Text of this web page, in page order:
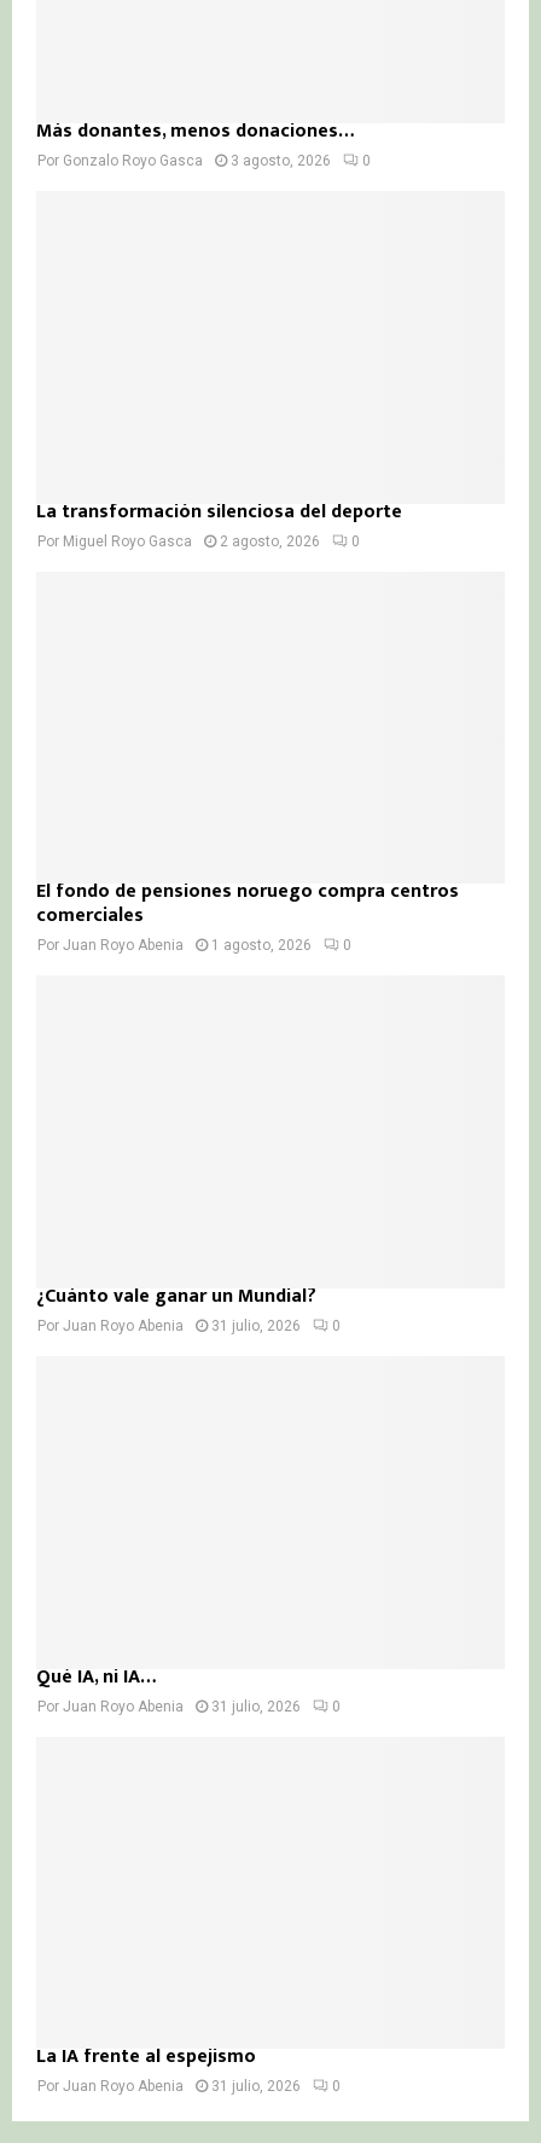
Más donantes, menos donaciones…
Por Gonzalo Royo Gasca 3 agosto, 2026 0
La transformación silenciosa del deporte
Por Miguel Royo Gasca 2 agosto, 2026 0
El fondo de pensiones noruego compra centros
comerciales
Por Juan Royo Abenia 1 agosto, 2026 0
¿Cuánto vale ganar un Mundial?
Por Juan Royo Abenia 31 julio, 2026 0
Qué IA, ni IA…
Por Juan Royo Abenia 31 julio, 2026 0
La IA frente al espejismo
Por Juan Royo Abenia 31 julio, 2026 0